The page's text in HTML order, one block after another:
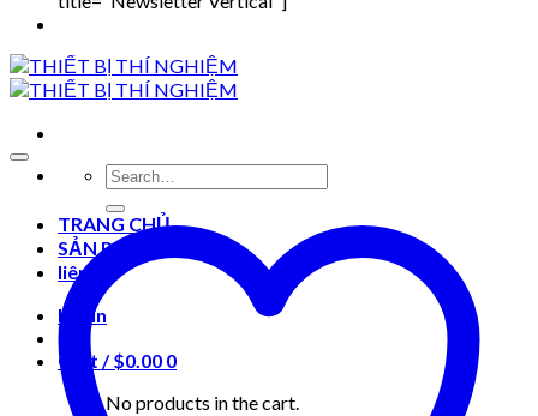
Search
for:
TRANG CHỦ
SẢN PHẨM
liên hệ
Login
Cart /$0.00 0
No products in the cart.